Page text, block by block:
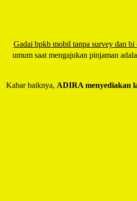
Gadai bpkb mobil tanpa survey dan bi
umum saat mengajukan pinjaman
Kabar baiknya, ADIRA menyediakan